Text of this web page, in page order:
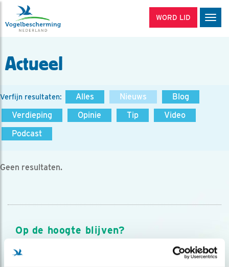
WORD LID
Actueel
Verfijn resultaten: Alles Nieuws
Blog
Verdieping
Opinie Tip
Video
Podcast
Geen resultaten.
Op de hoogte blijven?
Meld je aan en ontvang nieuws, inspiratie, acties en tips
over vogels en activiteiten van Vogelbescherming.